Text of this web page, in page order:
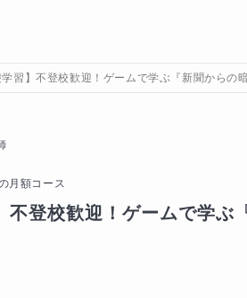
学習】不登校歓迎！ゲームで学ぶ『新聞からの暗
月額コース
不登校歓迎！ゲームで学ぶ